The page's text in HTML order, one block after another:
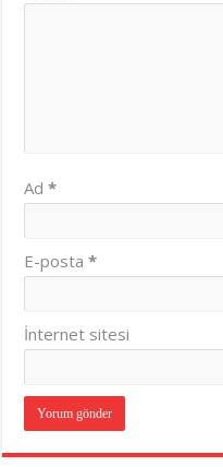
Ad*
E-posta*
İnternet sitesi